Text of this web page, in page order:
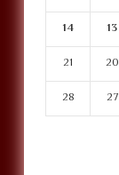
13
14
20
21
27
28